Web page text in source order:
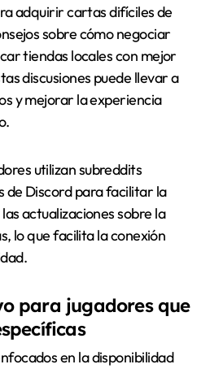
adquirir cartas difíciles de
sobre cómo negociar
tiendas locales con mejor
discusiones puede llevar a
y mejorar la experiencia
utilizan subreddits
de Discord para facilitar la
actualizaciones sobre la
lo que facilita la conexión
para jugadores que
en la disponibilidad